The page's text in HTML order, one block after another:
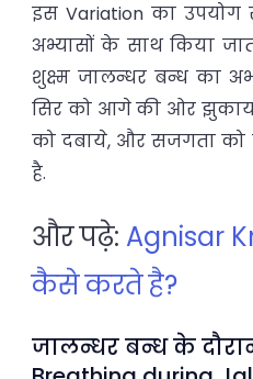
इस Variation का
अभ्यासों के साथ किया
शुक्ष्म जालन्धर बन्ध का
सिर को आगे की ओर झुकाया
को दबाये, और सजगता को
है.
और पढ़े: Agnisar
कैसे करते है?
जालन्धर बन्ध के